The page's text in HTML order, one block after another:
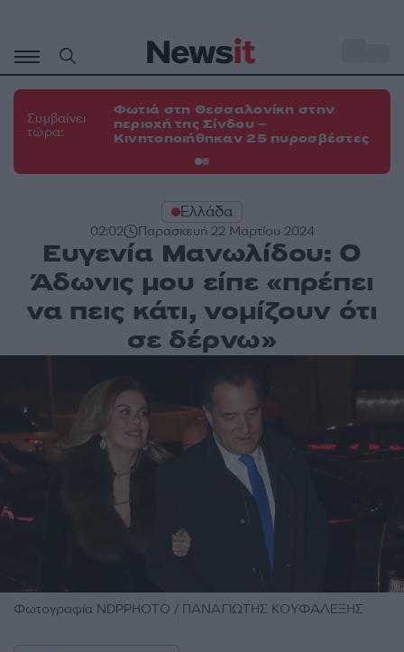
περιεχόμενο
Συμβαίνει
τώρα:
Φωτιά στη Θεσσαλονίκη στην
περιοχή της Σίνδου –
Κινητοποιήθηκαν 25 πυροσβέστες
Ελλάδα
02:02 Παρασκευή 22 Μαρτίου 2024
Ευγενία Μανωλίδου: Ο
Άδωνις μου είπε «πρέπει
να πεις κάτι, νομίζουν ότι
σε δέρνω»
Φωτογραφία NDPPHOTO / ΠΑΝΑΓΙΩΤΗΣ ΚΟΥΦΑΛΕΞΗΣ